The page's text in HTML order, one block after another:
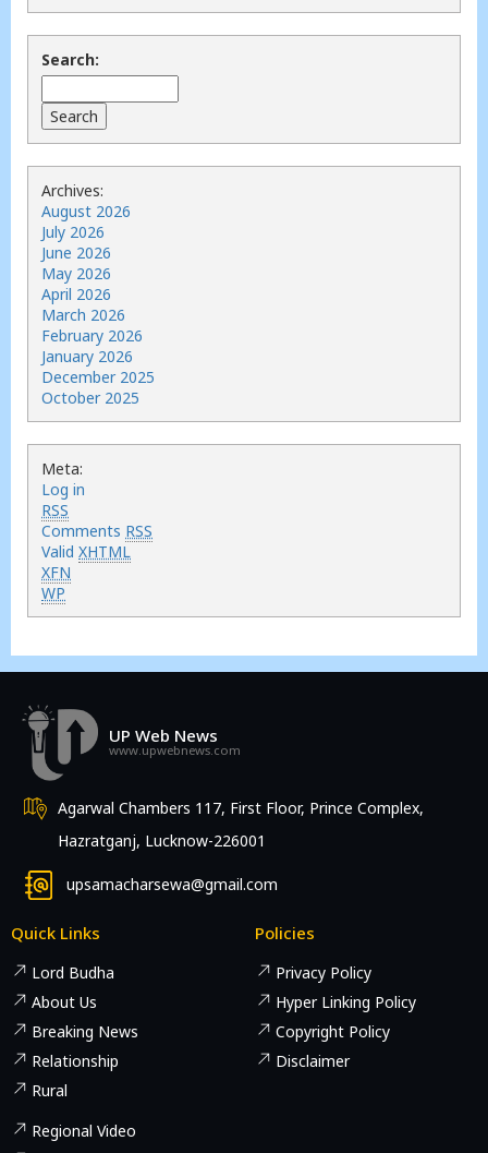
Search:
Archives:
August 2026
July 2026
June 2026
May 2026
April 2026
March 2026
February 2026
January 2026
December 2025
October 2025
Meta:
Log in
RSS
Comments RSS
Valid XHTML
XFN
WP
UP Web News
www.upwebnews.com
Agarwal Chambers 117, First Floor, Prince Complex,
Hazratganj, Lucknow-226001
upsamacharsewa@gmail.com
Quick Links
Lord Budha
About Us
Breaking News
Relationship
Rural
Regional Video
Policies
Privacy Policy
Hyper Linking Policy
Copyright Policy
Disclaimer